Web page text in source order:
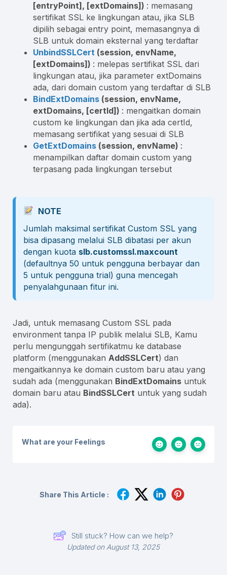
[entryPoint], [extDomains]) : memasang
sertifikat SSL ke lingkungan atau, jika SLB
dipilih sebagai entry point, memasangnya di
SLB untuk domain eksternal yang terdaftar
UnbindSSLCert (session, envName,
[extDomains]) : melepas sertifikat SSL dari
lingkungan atau, jika parameter extDomains
ada, dari domain custom yang terdaftar di SLB
BindExtDomains (session, envName,
extDomains, [certId]) : mengaitkan domain
custom ke lingkungan dan jika ada certId,
memasang sertifikat yang sesuai di SLB
GetExtDomains (session, envName) :
menampilkan daftar domain custom yang
terpasang pada lingkungan tersebut
NOTE
Jumlah maksimal sertifikat Custom SSL yang
bisa dipasang melalui SLB dibatasi per akun
dengan kuota slb.customssl.maxcount
(defaultnya 50 untuk pengguna berbayar dan
5 untuk pengguna trial) guna mencegah
penyalahgunaan fitur ini.
Jadi, untuk memasang Custom SSL pada
environment tanpa IP publik melalui SLB, Kamu
perlu mengunggah sertifikatmu ke database
platform (menggunakan AddSSLCert) dan
mengaitkannya ke domain custom baru atau yang
sudah ada (menggunakan BindExtDomains untuk
domain baru atau BindSSLCert untuk yang sudah
ada).
What are your Feelings
Share This Article :
Still stuck? How can we help?
Updated on August 13, 2025